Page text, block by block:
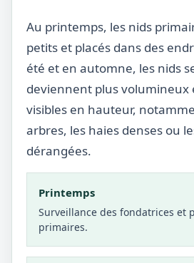
Au printemps, les nids
petits et placés dans des
été et en automne, les nids
deviennent plus volumineux
visibles en hauteur,
arbres, les haies denses ou
dérangées.
Printemps
Surveillance des fondatrices et
primaires.